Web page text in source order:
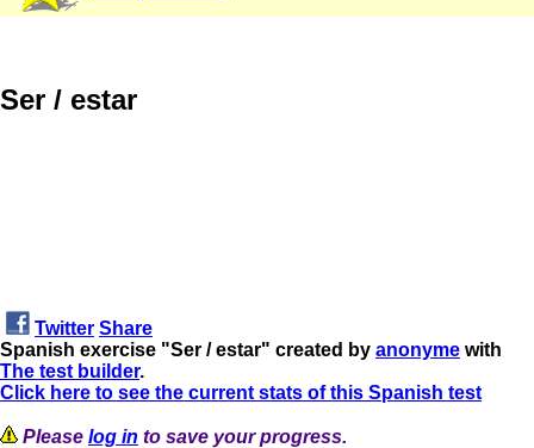
Ser / estar
Twitter Share
Spanish exercise "Ser / estar" created by anonyme with
The test builder.
Click here to see the current stats of this Spanish test
Please log in to save your progress.